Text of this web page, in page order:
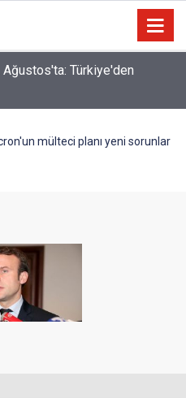
Ağustos'ta: Türkiye'den
mülteci planı yeni sorunlar